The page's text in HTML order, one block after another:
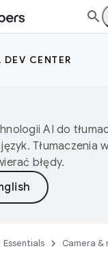
CENTER
AI do
Tłumaczenia
błędy.
Essentials
Camera &